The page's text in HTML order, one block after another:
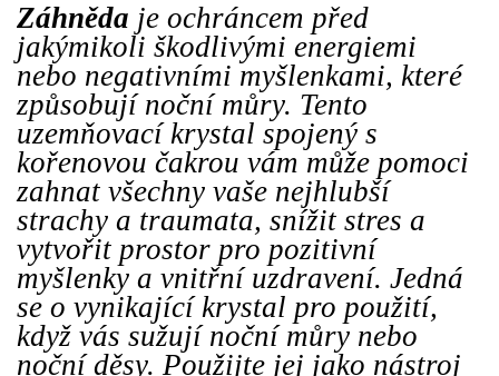
Záhněda je ochráncem před
jakýmikoli škodlivými energiemi
nebo negativními myšlenkami, které
způsobují noční můry. Tento
uzemňovací krystal spojený s
kořenovou čakrou vám může pomoci
zahnat všechny vaše nejhlubší
strachy a traumata, snížit stres a
vytvořit prostor pro pozitivní
myšlenky a vnitřní uzdravení. Jedná
se o vynikající krystal pro použití,
když vás sužují noční můry nebo
noční děsy. Použijte jej jako nástroj